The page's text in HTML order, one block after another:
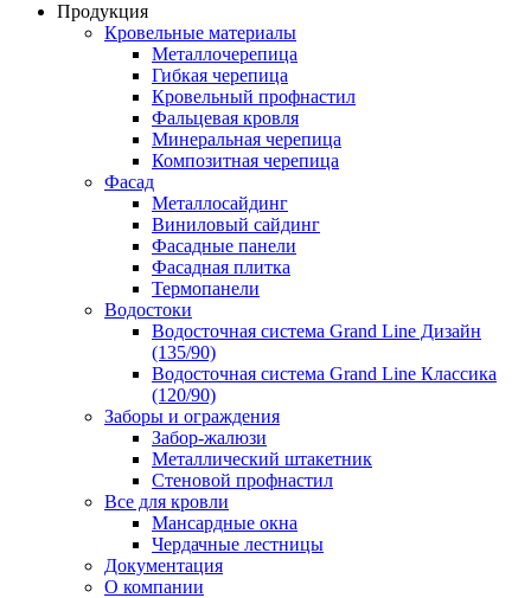
Продукция
Кровельные материалы
Металлочерепица
Гибкая черепица
Кровельный профнастил
Фальцевая кровля
Минеральная черепица
Композитная черепица
Фасад
Металлосайдинг
Виниловый сайдинг
Фасадные панели
Фасадная плитка
Термопанели
Водостоки
Водосточная система Grand Line Дизайн
(135/90)
Водосточная система Grand Line Классика
(120/90)
Заборы и ограждения
Забор-жалюзи
Металлический штакетник
Стеновой профнастил
Все для кровли
Мансардные окна
Чердачные лестницы
Документация
О компании